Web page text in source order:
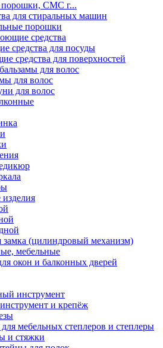
порошки, СМС г...
для стиральных машин
порошки
средства
средства для посуды
средства для поверхностей
для волос
для волос
для волос
замка (цилиндровый механизм)
мебельные
окон и балконных дверей
инструмент
и крепёж
мебельных степлеров и степлеры
и стяжки